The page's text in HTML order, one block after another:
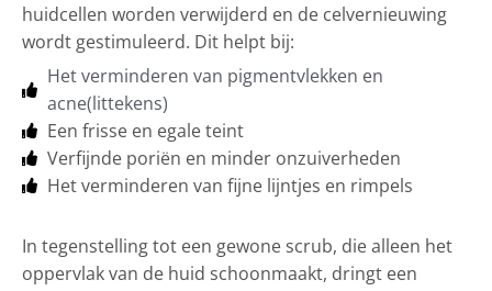
huidcellen worden verwijderd en de celvernieuwing
wordt gestimuleerd. Dit helpt bij:
Het verminderen van pigmentvlekken en
acne(littekens)
Een frisse en egale teint
Verfijnde poriën en minder onzuiverheden
Het verminderen van fijne lijntjes en rimpels
In tegenstelling tot een gewone scrub, die alleen het
oppervlak van de huid schoonmaakt, dringt een